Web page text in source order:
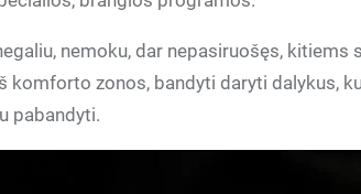
nemoku, dar nepasiruošęs, kitiems
komforto zonos, bandyti daryti dalykus,
pabandyti.